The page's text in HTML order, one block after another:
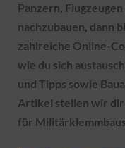
Panzern,
nachzubauen, dann
zahlreiche Online-
wie du sich
und Tipps sowie
Artikel stellen wir
für